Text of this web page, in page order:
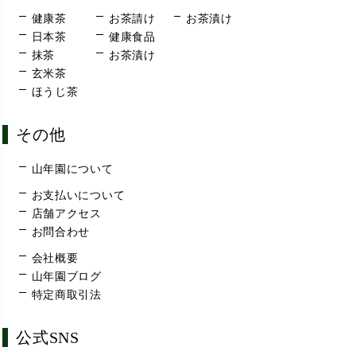
健康茶
日本茶
抹茶
玄米茶
ほうじ茶
お茶請け
健康食品
お茶漬け
お茶漬け
その他
山年園について
お支払いについて
店舗アクセス
お問合わせ
会社概要
山年園ブログ
特定商取引法
公式SNS